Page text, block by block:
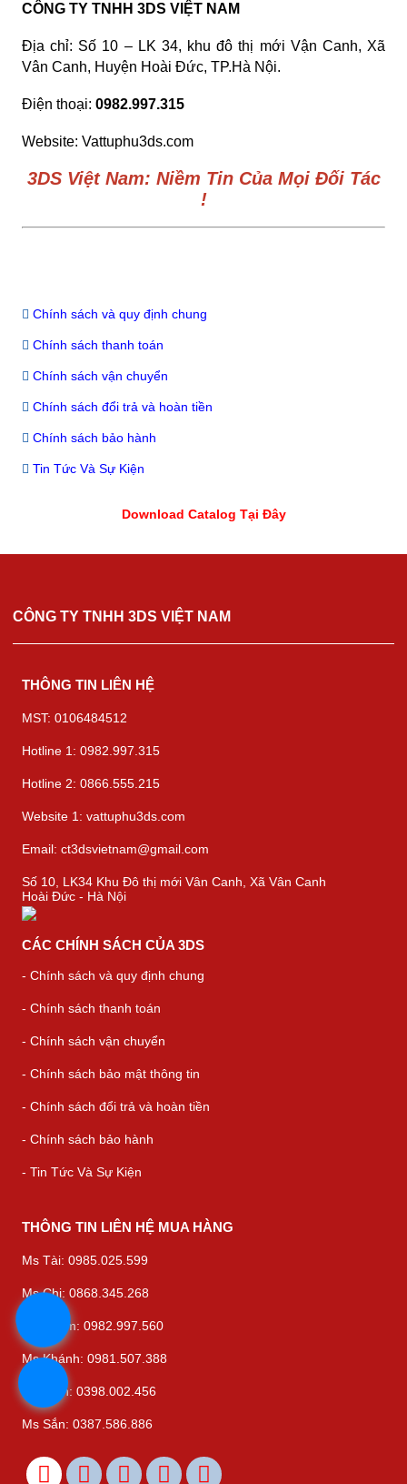
CÔNG TY TNHH 3DS VIỆT NAM
Địa chỉ: Số 10 – LK 34, khu đô thị mới Vận Canh, Xã
Vân Canh, Huyện Hoài Đức, TP.Hà Nội.
Điện thoại: 0982.997.315
Website: Vattuphu3ds.com
3DS Việt Nam: Niềm Tin Của Mọi Đối Tác
!
Chính sách và quy định chung
Chính sách thanh toán
Chính sách vận chuyển
Chính sách đổi trả và hoàn tiền
Chính sách bảo hành
Tin Tức Và Sự Kiện
Download Catalog Tại Đây
CÔNG TY TNHH 3DS VIỆT NAM
THÔNG TIN LIÊN HỆ
MST: 0106484512
Hotline 1: 0982.997.315
Hotline 2: 0866.555.215
Website 1: vattuphu3ds.com
Email: ct3dsvietnam@gmail.com
Số 10, LK34 Khu Đô thị mới Vân Canh, Xã Vân Canh
Hoài Đức - Hà Nội
CÁC CHÍNH SÁCH CỦA 3DS
- Chính sách và quy định chung
- Chính sách thanh toán
- Chính sách vận chuyển
- Chính sách bảo mật thông tin
- Chính sách đổi trả và hoàn tiền
- Chính sách bảo hành
- Tin Tức Và Sự Kiện
THÔNG TIN LIÊN HỆ MUA HÀNG
Ms Tài: 0985.025.599
Ms Chi: 0868.345.268
Ms Thắm: 0982.997.560
Ms Khánh: 0981.507.388
Ms Bình: 0398.002.456
Ms Sắn: 0387.586.886